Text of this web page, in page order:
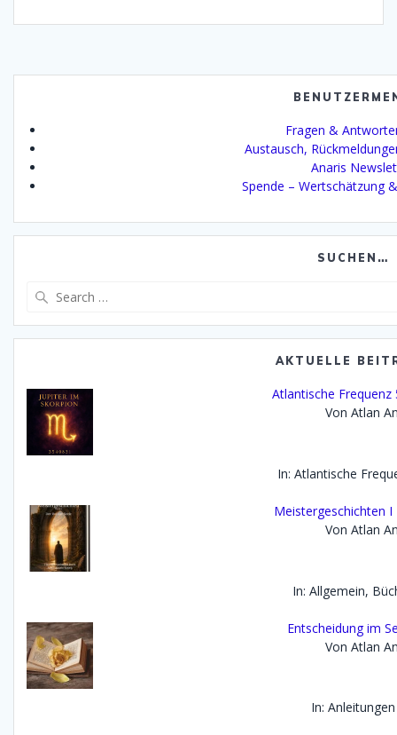
Fragen &
Austausch,
Anaris
Spende – Wertschätzung
SUCHEN…
AKTUELLE
Atlantische Frequenz
Von Atlan
In: Atlantische
Meistergeschichten I
Von Atlan
In: Allgemein,
Entscheidung im
Von Atlan
In: Anleitungen